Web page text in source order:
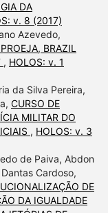
DA
v. 8 (2017)
Azevedo,
BRAZIL
, HOLOS: v. 1
da Silva Pereira,
CURSO DE
MILITAR DO
, HOLOS: v. 3
de Paiva, Abdon
Cardoso,
DE
DA IGUALDADE